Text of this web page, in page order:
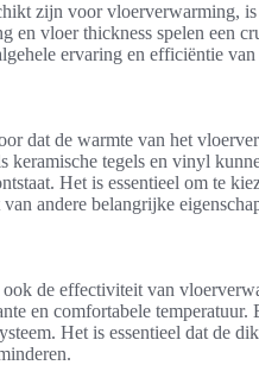
zijn voor vloerverwarming,
en vloer thickness spelen een
ervaring en efficiëntie
dat de warmte van het
tegels en vinyl
Het is essentieel om te
andere belangrijke
de effectiviteit van
en comfortabele
Het is essentieel dat de